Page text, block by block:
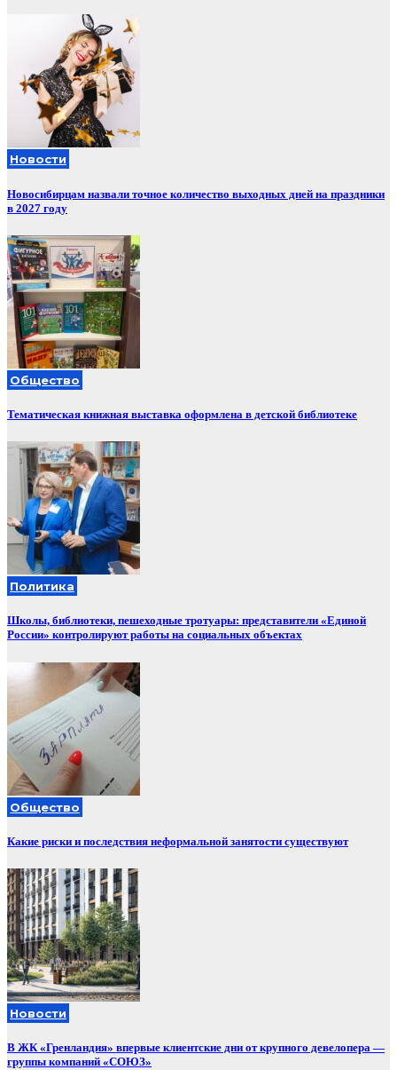
Новости
Новосибирцам назвали точное количество выходных дней на праздники
в 2027 году
Общество
Тематическая книжная выставка оформлена в детской библиотеке
Политика
Школы, библиотеки, пешеходные тротуары: представители «Единой
России» контролируют работы на социальных объектах
Общество
Какие риски и последствия неформальной занятости существуют
Новости
В ЖК «Гренландия» впервые клиентские дни от крупного девелопера —
группы компаний «СОЮЗ»